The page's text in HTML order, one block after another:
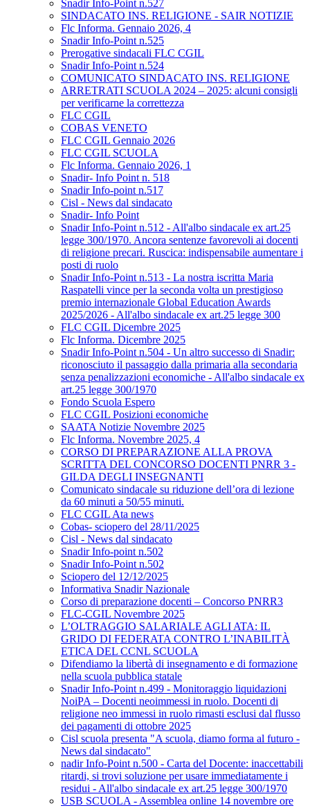
Snadir Info-Point n.527
SINDACATO INS. RELIGIONE - SAIR NOTIZIE
Flc Informa. Gennaio 2026, 4
Snadir Info-Point n.525
Prerogative sindacali FLC CGIL
Snadir Info-Point n.524
COMUNICATO SINDACATO INS. RELIGIONE
ARRETRATI SCUOLA 2024 – 2025: alcuni consigli
per verificarne la correttezza
FLC CGIL
COBAS VENETO
FLC CGIL Gennaio 2026
FLC CGIL SCUOLA
Flc Informa. Gennaio 2026, 1
Snadir- Info Point n. 518
Snadir Info-point n.517
Cisl - News dal sindacato
Snadir- Info Point
Snadir Info-Point n.512 - All'albo sindacale ex art.25
legge 300/1970. Ancora sentenze favorevoli ai docenti
di religione precari. Ruscica: indispensabile aumentare i
posti di ruolo
Snadir Info-Point n.513 - La nostra iscritta Maria
Raspatelli vince per la seconda volta un prestigioso
premio internazionale Global Education Awards
2025/2026 - All'albo sindacale ex art.25 legge 300
FLC CGIL Dicembre 2025
Flc Informa. Dicembre 2025
Snadir Info-Point n.504 - Un altro successo di Snadir:
riconosciuto il passaggio dalla primaria alla secondaria
senza penalizzazioni economiche - All'albo sindacale ex
art.25 legge 300/1970
Fondo Scuola Espero
FLC CGIL Posizioni economiche
SAATA Notizie Novembre 2025
Flc Informa. Novembre 2025, 4
CORSO DI PREPARAZIONE ALLA PROVA
SCRITTA DEL CONCORSO DOCENTI PNRR 3 -
GILDA DEGLI INSEGNANTI
Comunicato sindacale su riduzione dell’ora di lezione
da 60 minuti a 50/55 minuti.
FLC CGIL Ata news
Cobas- sciopero del 28/11/2025
Cisl - News dal sindacato
Snadir Info-point n.502
Snadir Info-Point n.502
Sciopero del 12/12/2025
Informativa Snadir Nazionale
Corso di preparazione docenti – Concorso PNRR3
FLC-CGIL Novembre 2025
L’OLTRAGGIO SALARIALE AGLI ATA: IL
GRIDO DI FEDERATA CONTRO L’INABILITÀ
ETICA DEL CCNL SCUOLA
Difendiamo la libertà di insegnamento e di formazione
nella scuola pubblica statale
Snadir Info-Point n.499 - Monitoraggio liquidazioni
NoiPA – Docenti neoimmessi in ruolo. Docenti di
religione neo immessi in ruolo rimasti esclusi dal flusso
dei pagamenti di ottobre 2025
Cisl scuola presenta "A scuola, diamo forma al futuro -
News dal sindacato"
nadir Info-Point n.500 - Carta del Docente: inaccettabili
ritardi, si trovi soluzione per usare immediatamente i
residui - All'albo sindacale ex art.25 legge 300/1970
USB SCUOLA - Assemblea online 14 novembre ore